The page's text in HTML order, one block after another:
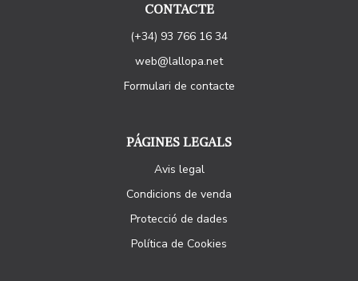
CONTACTE
(+34) 93 766 16 34
web@lallopa.net
Formulari de contacte
PÁGINES LEGALS
Avis legal
Condicions de venda
Protecció de dades
Política de Cookies